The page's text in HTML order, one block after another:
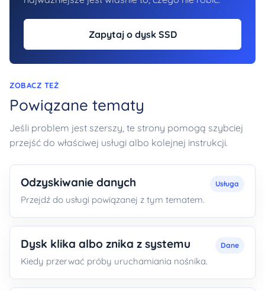
Zapytaj o dysk SSD
ZOBACZ TEŻ
Powiązane tematy
Jeśli problem jest szerszy, te strony pomogą szybciej
przejść do właściwej usługi albo kolejnej instrukcji.
Odzyskiwanie danych
Przejdź do usługi powiązanej z tym tematem.
Usługa
Dysk klika albo znika z systemu
Kiedy przerwać próby uruchamiania nośnika.
Dane